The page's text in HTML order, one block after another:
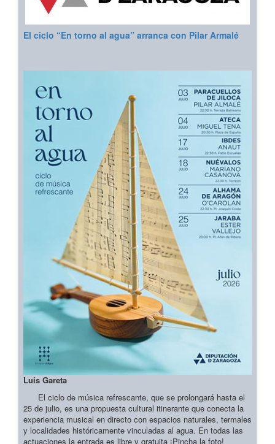
El ciclo “En torno al agua” arranca con Pilar Armalé
Luis Gareta
El ciclo de música refrescante, que se prolongará hasta el
25 de julio, es una propuesta cultural itinerante que conecta la
experiencia musical en directo con espacios naturales, termales
y localidades históricamente vinculadas al agua. En todas las
actuaciones la entrada es libre y gratuita ¡Pincha la foto!